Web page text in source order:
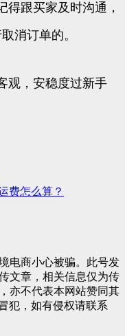
得跟买家及时沟通，
消订单的。
观，安稳度过新手
费怎么算？
电商小心被骗。此号发
文章，相关信息仅为传
亦不代表本网站赞同其
犯，如有侵权请联系